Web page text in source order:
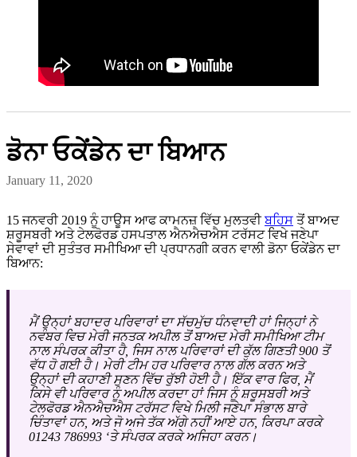
ਡੋਨਾ ਓਕੇਂਡੇਨ ਦਾ ਬਿਆਨ
January 11, 2020
15 ਜਨਵਰੀ 2019 ਨੂੰ ਹਾਊਸ ਆਫ ਕਾਮਨਜ਼ ਵਿੱਚ ਮੁਲਤਵੀਬਹਿਸ ਤੋਂ ਬਾਅਦ
ਸ਼ਰੂਸਬਰੀ ਅਤੇ ਟੇਲਫੋਰਡ ਹਸਪਤਾਲ ਐਨਐਚਐਸ ਟਰੱਸਟ ਵਿਖੇ ਜਣੇਪਾ
ਸੇਵਾਵਾਂ ਦੀ ਸੁਤੰਤਰ ਸਮੀਖਿਆ ਦੀ ਪ੍ਰਧਾਨਗੀ ਕਰਨ ਵਾਲੀ ਡੋਨਾ ਓਕੇਂਡੇਨ ਦਾ
ਬਿਆਨ:
ਮੈਂ ਉਨ੍ਹਾਂ ਬਹਾਦਰ ਪਰਿਵਾਰਾਂ ਦਾ ਸੱਚਮੁੱਚ ਧੰਨਵਾਦੀ ਹਾਂ ਜਿਨ੍ਹਾਂ ਨੇ
ਨਵੰਬਰ ਵਿਚ ਮੇਰੀ ਜਨਤਕ ਅਪੀਲ ਤੋਂ ਬਾਅਦ ਮੇਰੀ ਸਮੀਖਿਆ ਟੀਮ
ਨਾਲ ਸੰਪਰਕ ਕੀਤਾ ਹੈ, ਜਿਸ ਨਾਲ ਪਰਿਵਾਰਾਂ ਦੀ ਕੁੱਲ ਗਿਣਤੀ 900 ਤੋਂ
ਵੱਧ ਹੋ ਗਈ ਹੈ। ਮੇਰੀ ਟੀਮ ਹਰ ਪਰਿਵਾਰ ਨਾਲ ਗੱਲ ਕਰਨ ਅਤੇ
ਉਨ੍ਹਾਂ ਦੀ ਕਹਾਣੀ ਸੁਣਨ ਵਿੱਚ ਰੁੱਝੀ ਹੋਈ ਹੈ। ਇੱਕ ਵਾਰ ਫਿਰ, ਮੈਂ
ਕਿਸੇ ਵੀ ਪਰਿਵਾਰ ਨੂੰ ਅਪੀਲ ਕਰਦਾ ਹਾਂ ਜਿਸ ਨੂੰ ਸ਼ਰੂਸਬਰੀ ਅਤੇ
ਟੇਲਫੋਰਡ ਐਨਐਚਐਸ ਟਰੱਸਟ ਵਿਖੇ ਮਿਲੀ ਜਣੇਪਾ ਸੰਭਾਲ ਬਾਰੇ
ਚਿੰਤਾਵਾਂ ਹਨ, ਅਤੇ ਜੋ ਅਜੇ ਤੱਕ ਅੱਗੇ ਨਹੀਂ ਆਏ ਹਨ, ਕਿਰਪਾ ਕਰਕੇ
01243 786993 ‘ਤੇ ਸੰਪਰਕ ਕਰਕੇ ਅਜਿਹਾ ਕਰਨ।